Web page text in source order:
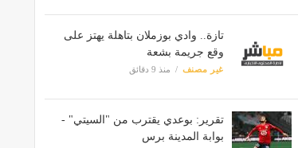
تازة.. وادي بوزملان بتاهلة يهتز على
وقع جريمة بشعة
غير مصنف منذ 9 دقائق
تقرير: بوعدي يقترب من "السيتي" -
بوابة المدينة برس